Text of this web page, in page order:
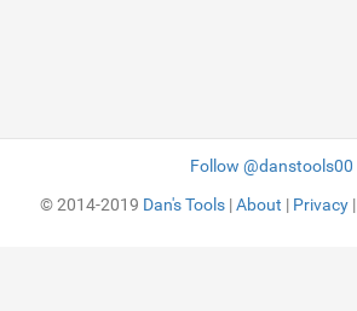
Follow @danstools00
© 2014-2019 Dan's Tools|About | Privacy|